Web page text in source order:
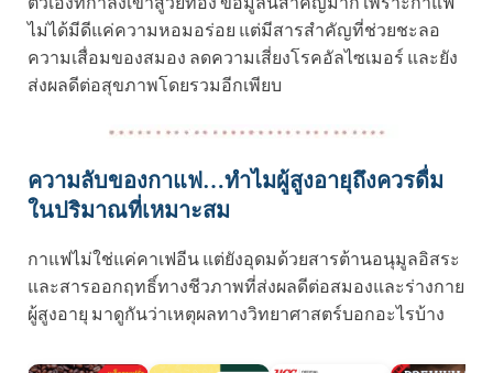
ไม่ได้มีดีแค่ความหอมอร่อย แต่มีสารสำคัญที่ช่วยชะลอ
ความเสื่อมของสมอง ลดความเสี่ยงโรคอัลไซเมอร์ และยัง
ส่งผลดีต่อสุขภาพโดยรวมอีกเพียบ
ความลับของกาแฟ…ทำไมผู้สูงอายุถึงควรดื่ม
ในปริมาณที่เหมาะสม
กาแฟไม่ใช่แค่คาเฟอีน แต่ยังอุดมด้วยสารต้านอนุมูลอิสระ
และสารออกฤทธิ์ทางชีวภาพที่ส่งผลดีต่อสมองและร่างกาย
ผู้สูงอายุ มาดูกันว่าเหตุผลทางวิทยาศาสตร์บอกอะไรบ้าง